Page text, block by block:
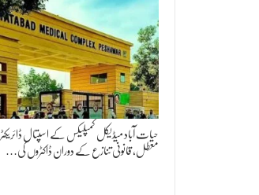
حیات آباد میڈیکل کمپلیکس کے اسپتال ڈائریکٹر
معطل، قانونی تنازع کے دوران ڈاکٹروں کی…